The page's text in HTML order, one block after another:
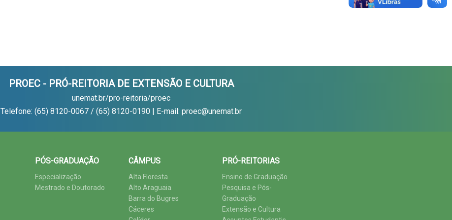
PROEC - PRÓ-REITORIA DE EXTENSÃO E CULTURA
unemat.br/pro-reitoria/proec
Telefone: (65) 8120-0067 / (65) 8120-0190 | E-mail: proec@unemat.br
PÓS-GRADUAÇÃO
Especialização
Mestrado e Doutorado
CÂMPUS
Alta Floresta
Alto Araguaia
Barra do Bugres
Cáceres
PRÓ-REITORIAS
Ensino de Graduação
Pesquisa e Pós-
Graduação
Extensão e Cultura